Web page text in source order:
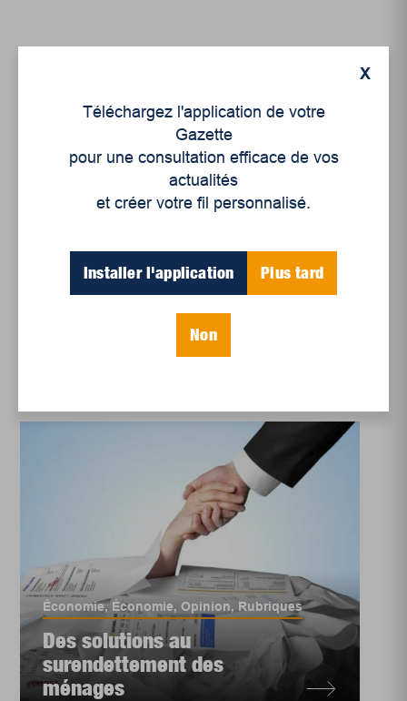
Le livre n’a pas dit son
Économie,Économie,Opinion, Rubriques
Des solutions au
surendettement des
ménages
X
Téléchargez l'application de votre
Gazette
pour une consultation efficace de vos
actualités
et créer votre fil personnalisé.
Installer l'application Plus tard
Non